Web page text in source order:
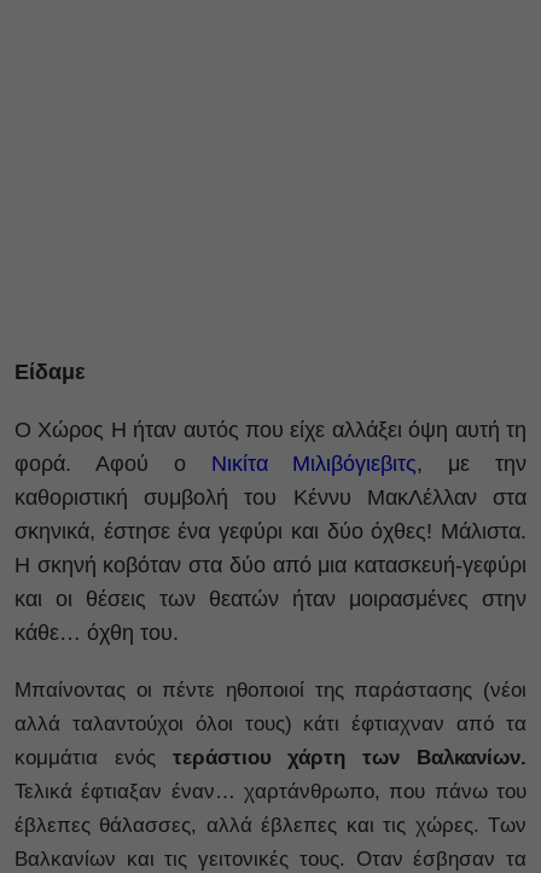
Είδαμε
Ο Χώρος Η ήταν αυτός που είχε αλλάξει όψη αυτή τη
φορά. Αφού ο Νικίτα Μιλιβόγιεβιτς, με την
καθοριστική συμβολή του Κέννυ ΜακΛέλλαν στα
σκηνικά, έστησε ένα γεφύρι και δύο όχθες! Μάλιστα.
Η σκηνή κοβόταν στα δύο από μια κατασκευή-γεφύρι
και οι θέσεις των θεατών ήταν μοιρασμένες στην
κάθε… όχθη του.
Μπαίνοντας οι πέντε ηθοποιοί της παράστασης (νέοι
αλλά ταλαντούχοι όλοι τους) κάτι έφτιαχναν από τα
κομμάτια ενός τεράστιου χάρτη των Βαλκανίων.
Τελικά έφτιαξαν έναν… χαρτάνθρωπο, που πάνω του
έβλεπες θάλασσες, αλλά έβλεπες και τις χώρες. Των
Βαλκανίων και τις γειτονικές τους. Οταν έσβησαν τα